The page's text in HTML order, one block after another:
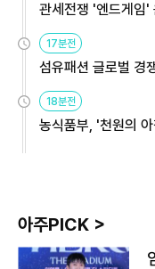
관세전쟁 '엔드게임'
용해야
17분전
섬유패션 글로벌 경
원
18분전
농식품부, '천원의
아주PICK >